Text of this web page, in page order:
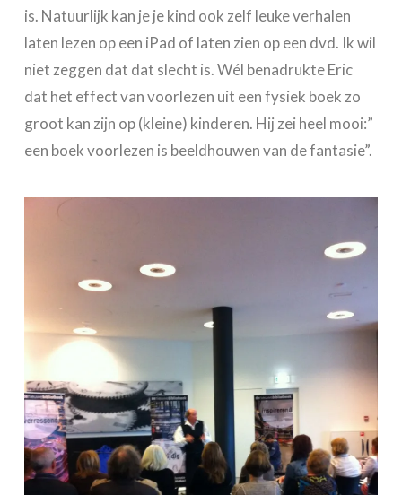
is. Natuurlijk kan je je kind ook zelf leuke verhalen
laten lezen op een iPad of laten zien op een dvd. Ik wil
niet zeggen dat dat slecht is. Wél benadrukte Eric
dat het effect van voorlezen uit een fysiek boek zo
groot kan zijn op (kleine) kinderen. Hij zei heel mooi:”
een boek voorlezen is beeldhouwen van de fantasie”.